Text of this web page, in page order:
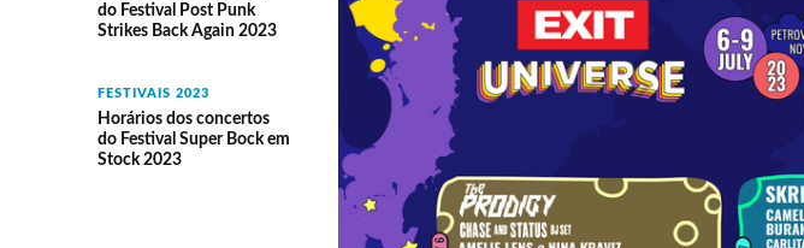
do Festival Post Punk
Strikes Back Again 2023
FESTIVAIS 2023
Horários dos concertos
do Festival Super Bock em
Stock 2023